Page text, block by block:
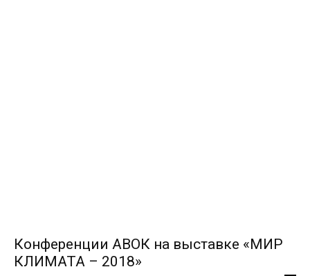
Конференции АВОК на выставке «МИР
КЛИМАТА – 2018»